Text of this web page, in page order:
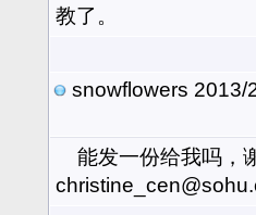
教了。
snowflowers 2013/
能发一份给我吗，